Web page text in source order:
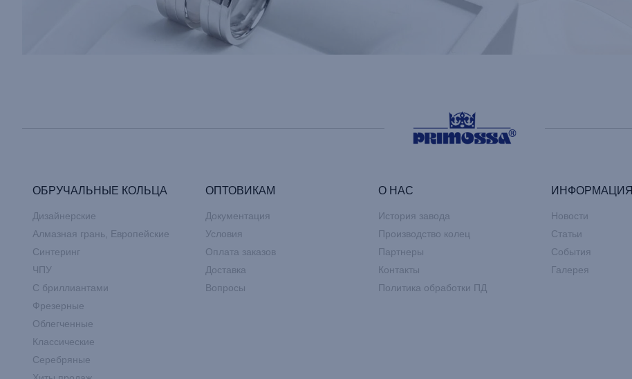
ОБРУЧАЛЬНЫЕ КОЛЬЦА
Дизайнерские
Алмазная грань, Европейские
Синтеринг
ЧПУ
С бриллиантами
Фрезерные
Облегченные
Классические
Серебряные
ОПТОВИКАМ
Документация
Условия
Оплата заказов
Доставка
Вопросы
О НАС
История завода
Производство колец
Партнеры
Контакты
Политика обработки ПД
ИНФОРМАЦИЯ
Новости
Статьи
События
Галерея